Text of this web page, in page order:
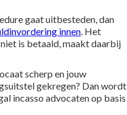
gaat uitbesteden, dan
innen. Het
is betaald, maakt daarbij
scherp en jouw
gekregen? Dan wordt
incasso advocaten op basis